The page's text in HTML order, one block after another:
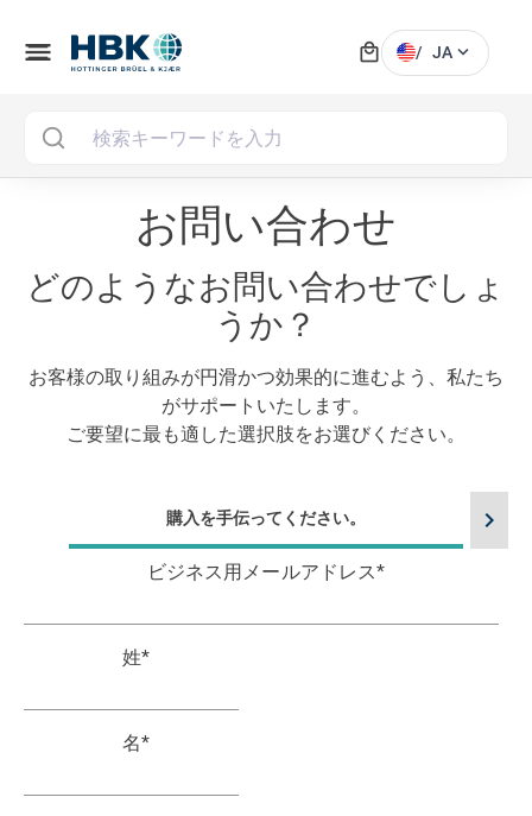
menu local_mall / JA expand_more
お問い合わせ
どのようなお問い合わせでしょ
うか？
お客様の取り組みが円滑かつ効果的に進むよう、私たち
がサポートいたします。
ご要望に最も適した選択肢をお選びください。
購入を手伝ってください。
ビジネス用メールアドレス*
姓*
名*
chevron_right